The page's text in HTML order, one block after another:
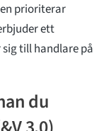
prioriterar
ett
till handlare på
du